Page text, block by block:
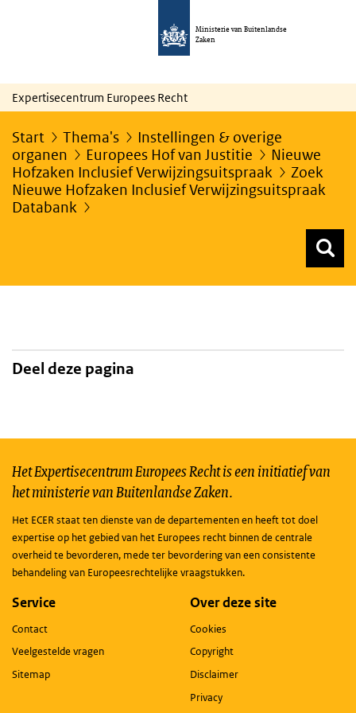
Ministerie van Buitenlandse
Zaken
Expertisecentrum Europees Recht
Start Thema's
Instellingen & overige
organen
Europees Hof van Justitie
Nieuwe
Hofzaken Inclusief Verwijzingsuitspraak
Zoek
Nieuwe Hofzaken Inclusief Verwijzingsuitspraak
Databank
Deel deze pagina
Het Expertisecentrum Europees Recht is een initiatief van
het ministerie van Buitenlandse Zaken.
Het ECER staat ten dienste van de departementen en heeft tot doel
expertise op het gebied van het Europees recht binnen de centrale
overheid te bevorderen, mede ter bevordering van een consistente
behandeling van Europeesrechtelijke vraagstukken.
Service
Contact
Veelgestelde vragen
Sitemap
Over deze site
Cookies
Copyright
Disclaimer
Privacy